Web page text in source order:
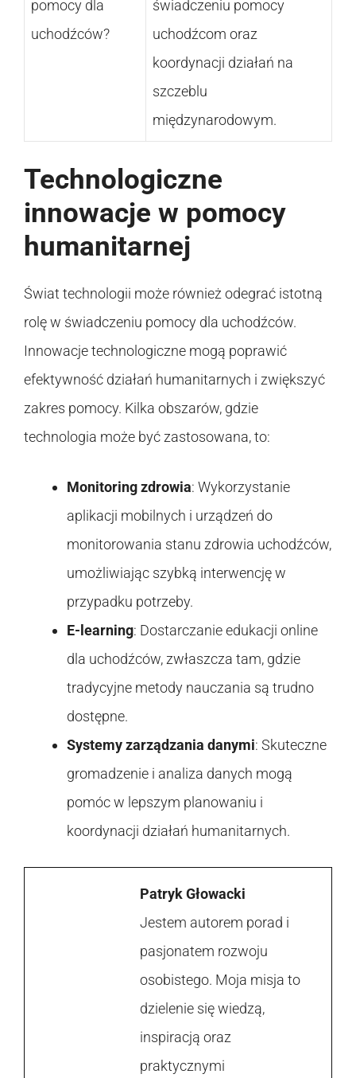
pomocy dla
uchodźców?
świadczeniu pomocy
uchodźcom oraz
koordynacji działań na
szczeblu
międzynarodowym.
Technologiczne
innowacje w pomocy
humanitarnej
Świat technologii może również odegrać istotną
rolę w świadczeniu pomocy dla uchodźców.
Innowacje technologiczne mogą poprawić
efektywność działań humanitarnych i zwiększyć
zakres pomocy. Kilka obszarów, gdzie
technologia może być zastosowana, to:
Monitoring zdrowia: Wykorzystanie
aplikacji mobilnych i urządzeń do
monitorowania stanu zdrowia uchodźców,
umożliwiając szybką interwencję w
przypadku potrzeby.
E-learning: Dostarczanie edukacji online
dla uchodźców, zwłaszcza tam, gdzie
tradycyjne metody nauczania są trudno
dostępne.
Systemy zarządzania danymi: Skuteczne
gromadzenie i analiza danych mogą
pomóc w lepszym planowaniu i
koordynacji działań humanitarnych.
Patryk Głowacki
Jestem autorem porad i
pasjonatem rozwoju
osobistego. Moja misja to
dzielenie się wiedzą,
inspiracją oraz
praktycznymi